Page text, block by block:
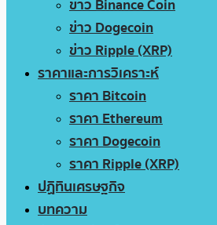
ข่าว Binance Coin
ข่าว Dogecoin
ข่าว Ripple (XRP)
ราคาและการวิเคราะห์
ราคา Bitcoin
ราคา Ethereum
ราคา Dogecoin
ราคา Ripple (XRP)
ปฏิทินเศรษฐกิจ
บทความ